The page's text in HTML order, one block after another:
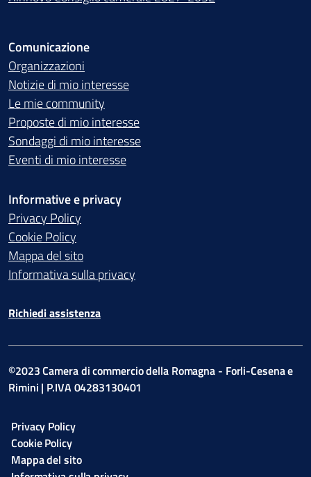
Comunicazione
Organizzazioni
Notizie di mio interesse
Le mie community
Proposte di mio interesse
Sondaggi di mio interesse
Eventi di mio interesse
Informative e privacy
Privacy Policy
Cookie Policy
Mappa del sito
Informativa sulla privacy
Richiedi assistenza
©2023 Camera di commercio della Romagna - Forli-Cesena e
Rimini | P.IVA 04283130401
Privacy Policy
Cookie Policy
Mappa del sito